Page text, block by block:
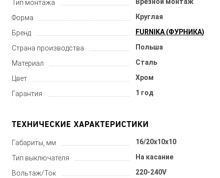
Тип монтажа Врезной монтаж
Форма Круглая
Бренд FURNIKA (ФУРНИКА)
Страна производства Польша
Материал Сталь
Цвет Хром
Гарантия 1 год
ТЕХНИЧЕСКИЕ ХАРАКТЕРИСТИКИ
Габариты, мм 16/20x10x10
Тип выключателя На касание
Вольтаж/Ток 220-240V